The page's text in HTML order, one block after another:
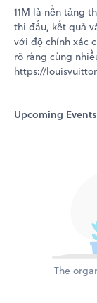
11M là nền tảng
thi đấu, kết quả
với độ chính xác
rõ ràng cùng
https://
Upcoming Events
The